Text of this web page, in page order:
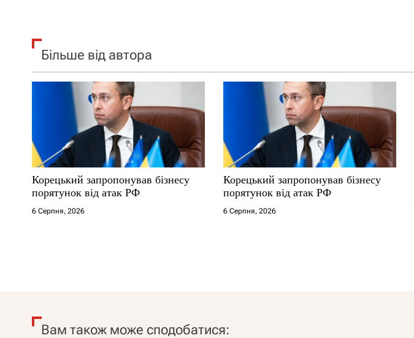
Більше від автора
Корецький запропонував бізнесу
порятунок від атак РФ
6 Серпня, 2026
Корецький запропонував бізнесу
порятунок від атак РФ
6 Серпня, 2026
Вам також може сподобатися: